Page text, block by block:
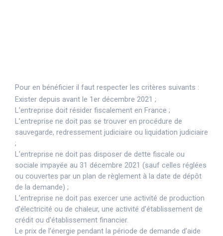
Pour en bénéficier il faut respecter les critères suivants :
Exister depuis avant le 1er décembre 2021 ;
L’entreprise doit résider fiscalement en France ;
L’entreprise ne doit pas se trouver en procédure de
sauvegarde, redressement judiciaire ou liquidation judiciaire
;
L’entreprise ne doit pas disposer de dette fiscale ou
sociale impayée au 31 décembre 2021 (sauf celles réglées
ou couvertes par un plan de règlement à la date de dépôt
de la demande) ;
L’entreprise ne doit pas exercer une activité de production
d'électricité ou de chaleur, une activité d'établissement de
crédit ou d'établissement financier.
Le prix de l’énergie pendant la période de demande d’aide